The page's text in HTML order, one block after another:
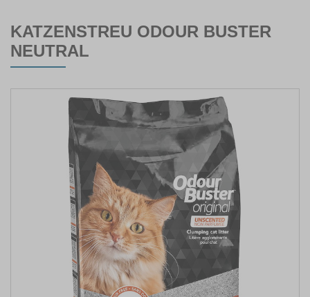
KATZENSTREU ODOUR BUSTER
NEUTRAL